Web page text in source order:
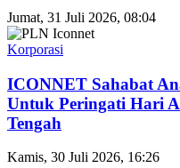
Jumat, 31 Juli 2026, 08:04
Korporasi
ICONNET Sahabat
Untuk Peringati Hari
Tengah
Kamis, 30 Juli 2026, 16:26